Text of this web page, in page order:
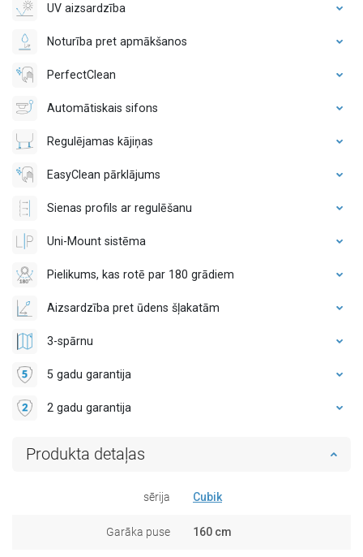
UV aizsardzība
Noturība pret apmākšanos
PerfectClean
Automātiskais sifons
Regulējamas kājiņas
EasyClean pārklājums
Sienas profils ar regulēšanu
Uni-Mount sistēma
Pielikums, kas rotē par 180 grādiem
Aizsardzība pret ūdens šļakatām
3-spārnu
5 gadu garantija
2 gadu garantija
Produkta detaļas
sērija Cubik
Garāka puse 160 cm